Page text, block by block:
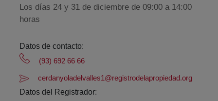
Los días 24 y 31 de diciembre de 09:00 a 14:00
horas
Datos de contacto:
(93) 692 66 66
cerdanyoladelvalles1@registrodelapropiedad.org
Datos del Registrador: